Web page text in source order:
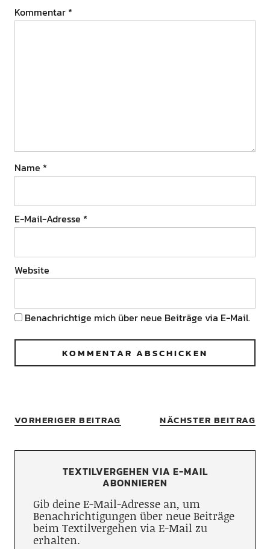
Kommentar *
Name *
E-Mail-Adresse *
Website
Benachrichtige mich über neue Beiträge via E-Mail.
VORHERIGER BEITRAG NÄCHSTER BEITRAG
TEXTILVERGEHEN VIA E-MAIL
ABONNIEREN
Gib deine E-Mail-Adresse an, um
Benachrichtigungen über neue Beiträge
beim Textilvergehen via E-Mail zu
erhalten.